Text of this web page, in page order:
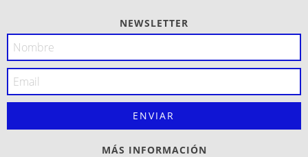
NEWSLETTER
MÁS INFORMACIÓN